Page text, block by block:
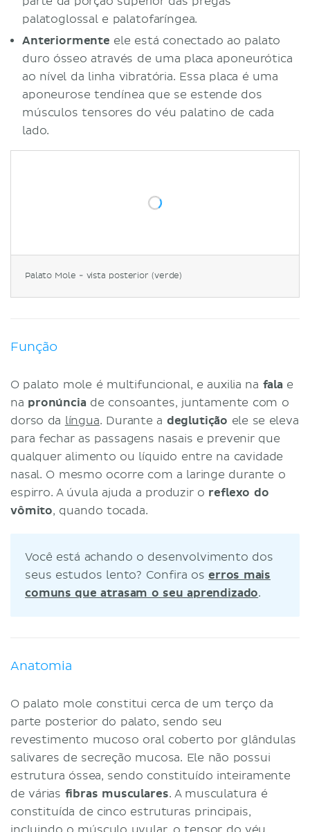
palatoglossal e palatofaríngea.
Anteriormente ele está conectado ao palato
duro ósseo através de uma placa aponeurótica
ao nível da linha vibratória. Essa placa é uma
aponeurose tendínea que se estende dos
músculos tensores do véu palatino de cada
lado.
Palato Mole - vista posterior (verde)
Função
O palato mole é multifuncional, e auxilia na fala e
na pronúncia de consoantes, juntamente com o
dorso da língua. Durante a deglutição ele se eleva
para fechar as passagens nasais e prevenir que
qualquer alimento ou líquido entre na cavidade
nasal. O mesmo ocorre com a laringe durante o
espirro. A úvula ajuda a produzir o reflexo do
vômito, quando tocada.
Você está achando o desenvolvimento dos
seus estudos lento? Confira oserros mais
comuns que atrasam o seu aprendizado.
Anatomia
O palato mole constitui cerca de um terço da
parte posterior do palato, sendo seu
revestimento mucoso oral coberto por glândulas
salivares de secreção mucosa. Ele não possui
estrutura óssea, sendo constituído inteiramente
de várias fibras musculares. A musculatura é
constituída de cinco estruturas principais,